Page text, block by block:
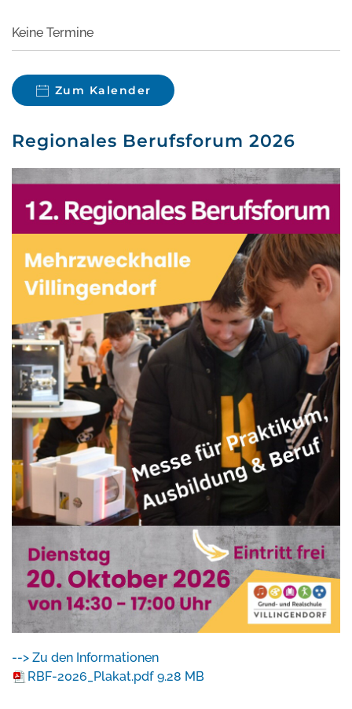
Keine Termine
Zum Kalender
Regionales Berufsforum 2026
--> Zu den Informationen
RBF-2026_Plakat.pdf 9.28 MB